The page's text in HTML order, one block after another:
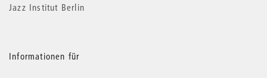
Jazz Institut Berlin
Informationen für